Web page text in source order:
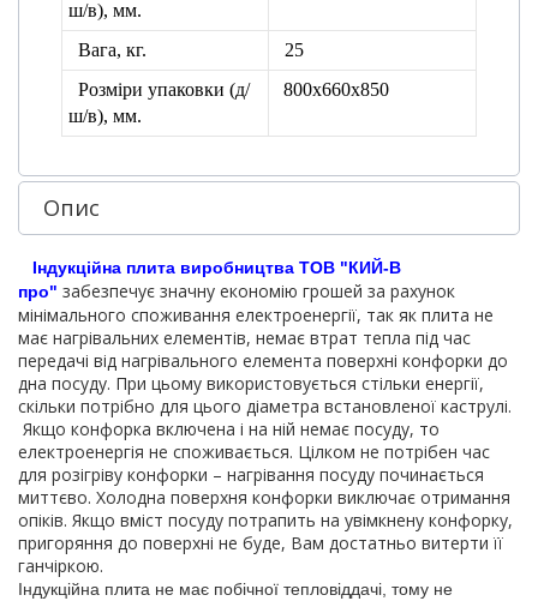
ш/в), мм.
Вага, кг.
25
Розміри упаковки (д/
ш/в), мм.
800х660х850
Опис
Індукційна плита виробництва ТОВ "КИЙ-В
про" забезпечує значну економію грошей за рахунок
мінімального споживання електроенергії, так як плита не
має нагрівальних елементів, немає втрат тепла під час
передачі від нагрівального елемента поверхні конфорки до
дна посуду. При цьому використовується стільки енергії,
скільки потрібно для цього діаметра встановленої каструлі.
Якщо конфорка включена і на ній немає посуду, то
електроенергія не споживається. Цілком не потрібен час
для розігріву конфорки – нагрівання посуду починається
миттєво. Холодна поверхня конфорки виключає отримання
опіків. Якщо вміст посуду потрапить на увімкнену конфорку,
пригоряння до поверхні не буде, Вам достатньо витерти її
ганчіркою.
Індукційна плита не має побічної тепловіддачі, тому не